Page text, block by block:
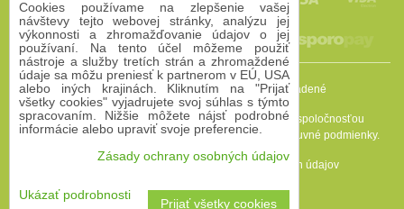
2009-2026 © Bomba s.r.o.Všetky práva vyhradené
Táto stránka je chránená programom reCAPTCHA a spoločnosťou
Google. PlatiaPravidlá ochrany osobných údajov Zmluvné podmienky.
Predvoľby súkromia
Zásady ochrany osobných údajov
Cookies používame na zlepšenie vašej
návštevy tejto webovej stránky, analýzu jej
výkonnosti a zhromažďovanie údajov o jej
používaní. Na tento účel môžeme použiť
nástroje a služby tretích strán a zhromaždené
údaje sa môžu preniesť k partnerom v EÚ, USA
alebo iných krajinách. Kliknutím na "Prijať
všetky cookies" vyjadrujete svoj súhlas s týmto
spracovaním. Nižšie môžete nájsť podrobné
informácie alebo upraviť svoje preferencie.
Zásady ochrany osobných údajov
Ukázať podrobnosti
Prijať všetky cookies